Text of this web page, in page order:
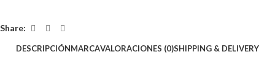
Share:
DESCRIPCIÓNMARCAVALORACIONES (0)SHIPPING & DELIVERY